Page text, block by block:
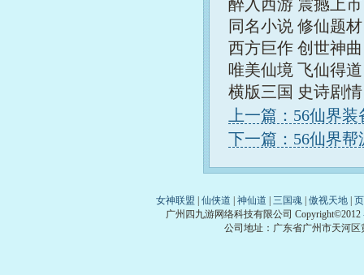
醉入西游 震撼上
同名小说 修仙题
西方巨作 创世神
唯美仙境 飞仙得
横版三国 史诗剧
上一篇：56仙界
下一篇：56仙界帮
女神联盟 仙侠道 神仙道 三国魂 傲视天地
广州四九游网络科技有限公司 Copyright©2012
公司地址：广东省广州市天河